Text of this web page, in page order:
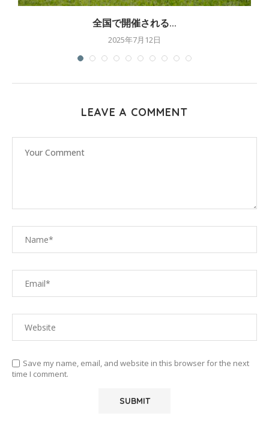
全国で開催される...
2025年7月12日
LEAVE A COMMENT
Save my name, email, and website in this browser for the next
time I comment.